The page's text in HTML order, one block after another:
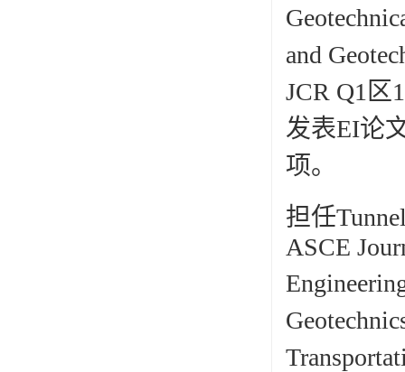
and
JCR Q1
发表EI论
项。
担任
ASCE